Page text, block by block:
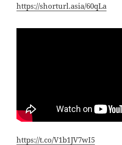
https://shorturl.asia/60qLa
https://t.co/V1b1JV7wI5